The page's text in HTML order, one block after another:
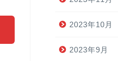
2023年10月
2023年9月